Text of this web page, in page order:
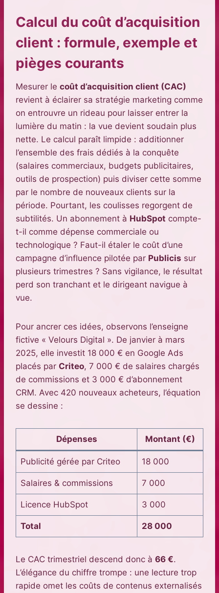
Calcul du coût d’acquisition
client : formule, exemple et
pièges courants
Mesurer le coût d’acquisition client (CAC)
revient à éclairer sa stratégie marketing comme
on entrouvre un rideau pour laisser entrer la
lumière du matin : la vue devient soudain plus
nette. Le calcul paraît limpide : additionner
l’ensemble des frais dédiés à la conquête
(salaires commerciaux, budgets publicitaires,
outils de prospection) puis diviser cette somme
par le nombre de nouveaux clients sur la
période. Pourtant, les coulisses regorgent de
subtilités. Un abonnement à HubSpot compte-
t-il comme dépense commerciale ou
technologique ? Faut-il étaler le coût d’une
campagne d’influence pilotée par Publicis sur
plusieurs trimestres ? Sans vigilance, le résultat
perd son tranchant et le dirigeant navigue à
vue.
Pour ancrer ces idées, observons l’enseigne
fictive « Velours Digital ». De janvier à mars
2025, elle investit 18 000 € en Google Ads
placés par Criteo, 7 000 € de salaires chargés
de commissions et 3 000 € d’abonnement
CRM. Avec 420 nouveaux acheteurs, l’équation
se dessine :
Dépenses Montant (€)
Publicité gérée par Criteo 18 000
Salaires & commissions 7 000
Licence HubSpot 3 000
Total 28 000
Le CAC trimestriel descend donc à 66 €.
L’élégance du chiffre trompe : une lecture trop
rapide omet les coûts de contenus externalisés